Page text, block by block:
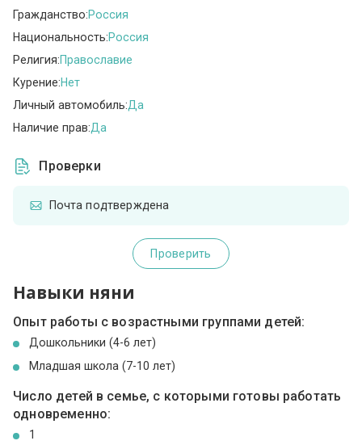
Гражданство:Россия
Национальность:Россия
Религия:Православие
Курение:Нет
Личный автомобиль:Да
Наличие прав:Да
Проверки
Почта подтверждена
Проверить
Навыки няни
Опыт работы с возрастными группами детей:
Дошкольники (4-6 лет)
Младшая школа (7-10 лет)
Число детей в семье, с которыми готовы работать
одновременно:
1